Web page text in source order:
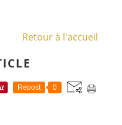
Retour à l'accueil
Repost 0